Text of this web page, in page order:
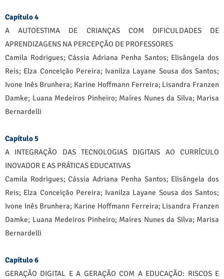
Capítulo 4
A AUTOESTIMA DE CRIANÇAS COM DIFICULDADES DE
APRENDIZAGENS NA PERCEPÇÃO DE PROFESSORES
Camila Rodrigues; Cássia Adriana Penha Santos; Elisângela dos
Reis; Elza Conceição Pereira; Ivanilza Layane Sousa dos Santos;
Ivone Inês Brunhera; Karine Hoffmann Ferreira; Lisandra Franzen
Damke; Luana Medeiros Pinheiro; Maíres Nunes da Silva; Marisa
Bernardelli
Capítulo 5
A INTEGRAÇÃO DAS TECNOLOGIAS DIGITAIS AO CURRÍCULO
INOVADOR E AS PRÁTICAS EDUCATIVAS
Camila Rodrigues; Cássia Adriana Penha Santos; Elisângela dos
Reis; Elza Conceição Pereira; Ivanilza Layane Sousa dos Santos;
Ivone Inês Brunhera; Karine Hoffmann Ferreira; Lisandra Franzen
Damke; Luana Medeiros Pinheiro; Maíres Nunes da Silva; Marisa
Bernardelli
Capítulo 6
GERAÇÃO DIGITAL E A GERAÇÃO COM A EDUCAÇÃO: RISCOS E